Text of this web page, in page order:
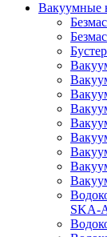
Вакуумные
SKA-